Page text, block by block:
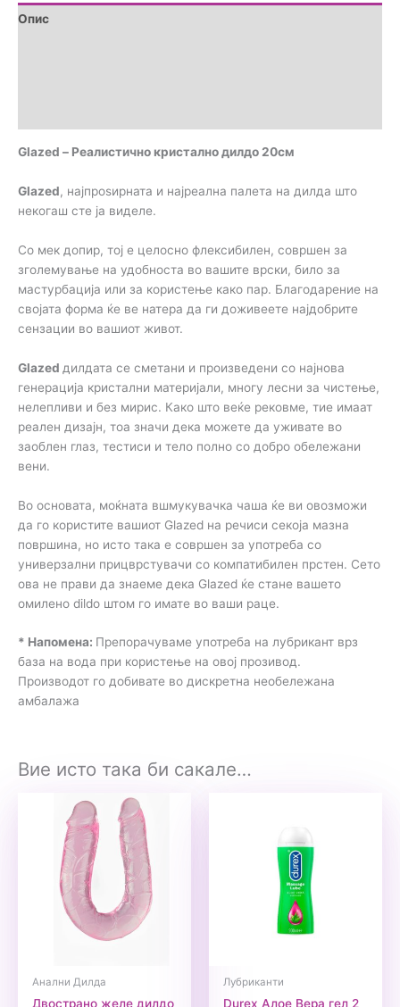
Опис
Glazed – Реалистично кристално дилдо 20см
Glazed, најпроѕирната и најреална палета на дилда што
некогаш сте ја виделе.
Со мек допир, тој е целосно флексибилен, совршен за
зголемување на удобноста во вашите врски, било за
мастурбација или за користење како пар. Благодарение на
својата форма ќе ве натера да ги доживеете најдобрите
сензации во вашиот живот.
Glazed дилдата се сметани и произведени со најнова
генерација кристални материјали, многу лесни за чистење,
нелепливи и без мирис. Како што веќе рековме, тие имаат
реален дизајн, тоа значи дека можете да уживате во
заоблен глаз, тестиси и тело полно со добро обележани
вени.
Во основата, моќната вшмукувачка чаша ќе ви овозможи
да го користите вашиот Glazed на речиси секоја мазна
површина, но исто така е совршен за употреба со
универзални прицврстувачи со компатибилен прстен. Сето
ова не прави да знаеме дека Glazed ќе стане вашето
омилено dildo штом го имате во ваши раце.
* Напомена: Препорачуваме употреба на лубрикант врз
база на вода при користење на овој прозивод.
Производот го добивате во дискретна необележана
амбалажа
Вие исто така би сакале…
Анални Дилда
Двострано желе дилдо
Лубриканти
Durex Алое Вера гел 2